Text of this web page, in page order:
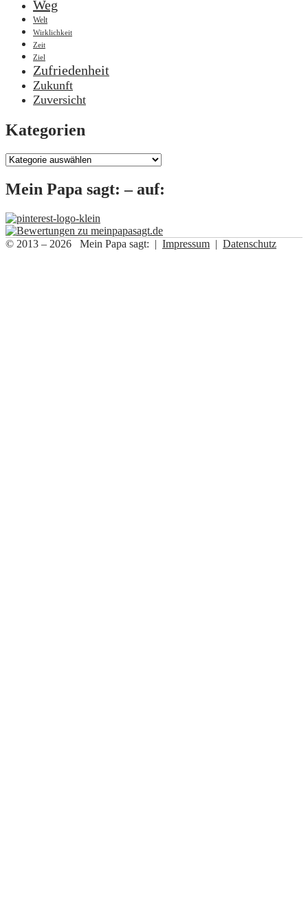
Weg
Welt
Wirklichkeit
Zeit
Ziel
Zufriedenheit
Zukunft
Zuversicht
Kategorien
Kategorien
Mein Papa sagt: – auf:
© 2013 – 2026 Mein Papa sagt: | Impressum | Datenschutz